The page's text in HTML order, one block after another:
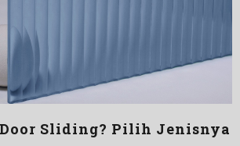
Sliding? Pilih Jenisnya